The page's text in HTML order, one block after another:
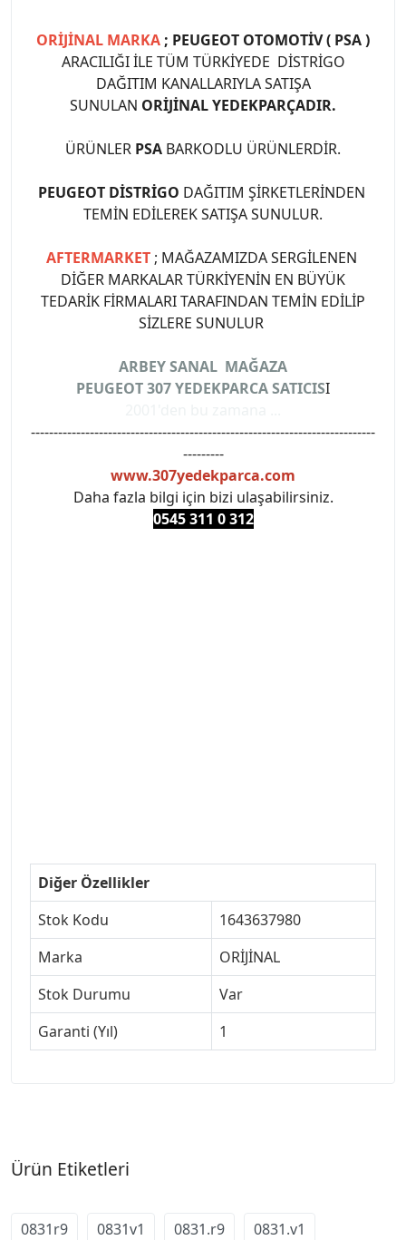
ORİJİNAL MARKA ; PEUGEOT OTOMOTİV ( PSA )
ARACILIĞI İLE TÜM TÜRKİYEDE DİSTRİGO
DAĞITIM KANALLARIYLA SATIŞA
SUNULAN ORİJİNAL YEDEKPARÇADIR.
ÜRÜNLER PSA BARKODLU ÜRÜNLERDİR.
PEUGEOT DİSTRİGO DAĞITIM ŞİRKETLERİNDEN
TEMİN EDİLEREK SATIŞA SUNULUR.
AFTERMARKET ; MAĞAZAMIZDA SERGİLENEN
DİĞER MARKALAR TÜRKİYENİN EN BÜYÜK
TEDARİK FİRMALARI TARAFINDAN TEMİN EDİLİP
SİZLERE SUNULUR
ARBEY SANAL MAĞAZA
PEUGEOT 307 YEDEKPARCA SATICISI
----------------------------------------------------------------------------
---------
www.307yedekparca.com
Daha fazla bilgi için bizi ulaşabilirsiniz.
0545 311 0 312
Diğer Özellikler
Stok Kodu
1643637980
Marka
ORİJİNAL
Stok Durumu
Var
Garanti (Yıl)
1
Ürün Etiketleri
0831r9 0831v1 0831.r9 0831.v1